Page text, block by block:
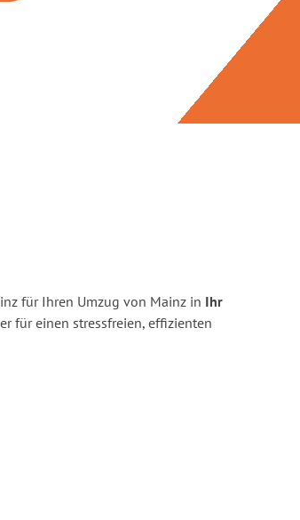
für Ihren Umzug von Mainz in Ihr
für einen stressfreien, effizienten